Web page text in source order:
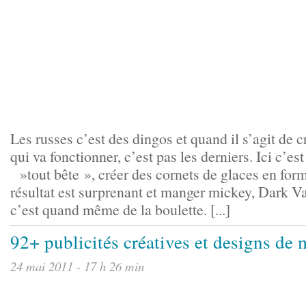
Les russes c’est des dingos et quand il s’agit de
qui va fonctionner, c’est pas les derniers. Ici
»tout bête », créer des cornets de glaces en
résultat est surprenant et manger mickey, Dark
c’est quand même de la boulette. [...]
92+ publicités créatives et designs de
24 mai 2011 - 17 h 26 min